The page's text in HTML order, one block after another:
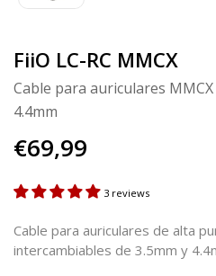
FiiO LC-RC MMCX
Cable para auriculares
4.4mm
€69,99
3 reviews
Cable para auriculares de alta
intercambiables de 3.5mm y